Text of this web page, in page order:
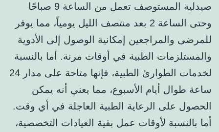
صيدلية المستوصف تعمل من الساعة 9 صباحًا
وحتى الساعة 2 بعد منتصف الليل يومياً، مما يوفر
للمرضى والمراجعين إمكانية الوصول إلى الأدوية
والمستلزمات الطبية في أوقات مرنة. أما بالنسبة
لخدمات الطوارئ الطبية، فإنها متاحة على مدار 24
ساعة طوال أيام الأسبوع، مما يعني أنه يمكن
الحصول على الرعاية الطبية العاجلة في أي وقت.
أما بالنسبة لأوقات عمل بقية العيادات التخصصية،